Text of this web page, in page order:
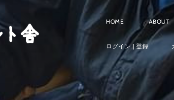
舎
HOME ABOUT
ログイン | 登録